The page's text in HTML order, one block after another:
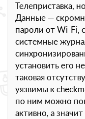
Телеприставка,
Данные —
пароли от Wi-Fi,
системные
установить его
таковая
уязвимы к
по ним можно
активно, а